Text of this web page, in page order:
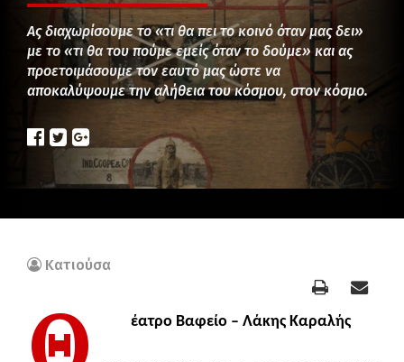
Ας διαχωρίσουμε το «τι θα πει το κοινό όταν μας δει»
με το «τι θα του πούμε εμείς όταν το δούμε» και ας
προετοιμάσουμε τον εαυτό μας ώστε να
αποκαλύψουμε την αλήθεια του κόσμου, στον κόσμο.
Κατιούσα
έατρο Βαφείο – Λάκης Καραλής